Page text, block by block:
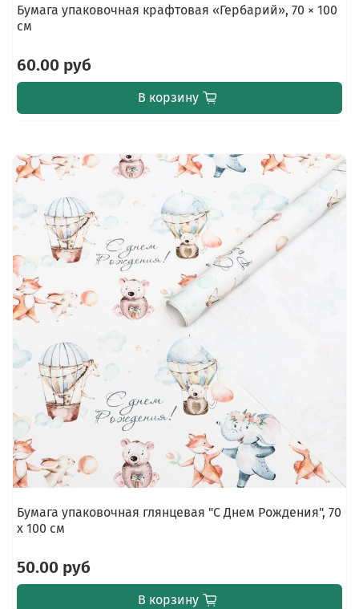
Бумага упаковочная крафтовая «Гербарий», 70 × 100
см
60.00 руб
В корзину
Бумага упаковочная глянцевая "С Днем Рождения", 70
х 100 см
50.00 руб
В корзину